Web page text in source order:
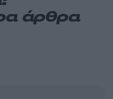
άρθρα